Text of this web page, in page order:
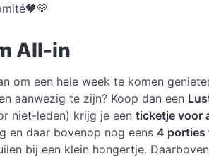
All-in
om een hele week te komen
aanwezig te zijn? Koop dan een
niet-leden) krijg je eenticketje voor
en daar bovenop nog eens4 porties
bij een klein hongertje.